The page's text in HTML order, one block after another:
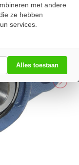
met andere
ze hebben
services.
Alles toestaan